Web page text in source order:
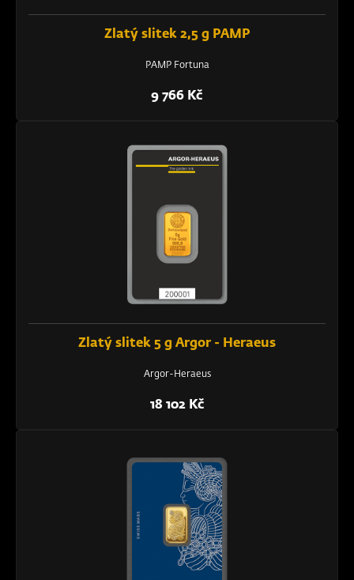
Zlatý slitek 2,5 g PAMP
PAMP Fortuna
9 766 Kč
Zlatý slitek 5 g Argor - Heraeus
Argor-Heraeus
18 102 Kč